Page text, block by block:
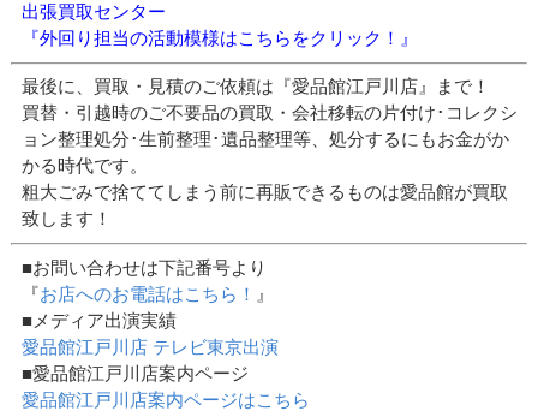
出張買取センター
『外回り担当の活動模様はこちらをクリック！』
最後に、買取・見積のご依頼は『愛品館江戸川店』まで！
買替・引越時のご不要品の買取・会社移転の片付け･コレクシ
ョン整理処分･生前整理･遺品整理等、処分するにもお金がか
かる時代です。
粗大ごみで捨ててしまう前に再販できるものは愛品館が買取
致します！
■お問い合わせは下記番号より
『お店へのお電話はこちら！ 』
■メディア出演実績
愛品館江戸川店 テレビ東京出演
■愛品館江戸川店案内ページ
愛品館江戸川店案内ページはこちら